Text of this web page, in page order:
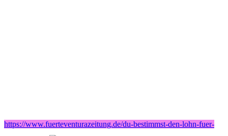
https://www.fuerteventurazeitung.de/du-bestimmst-den-lohn-fuer-